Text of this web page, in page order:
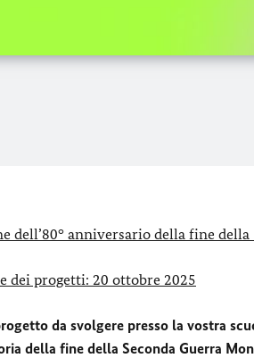
dell’80° anniversario della fine
dei progetti: 20 ottobre 2025
da svolgere presso la vostra
della fine della Seconda Guerra